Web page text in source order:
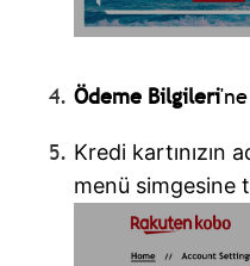
Ödeme Bilgileri
Kredi kartınızın
menü simgesine